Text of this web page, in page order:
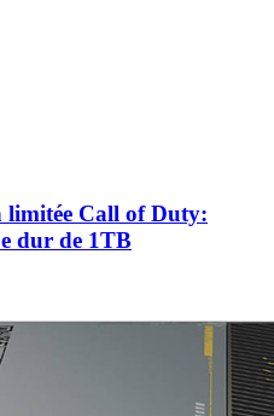
limitée Call of Duty:
dur de 1TB